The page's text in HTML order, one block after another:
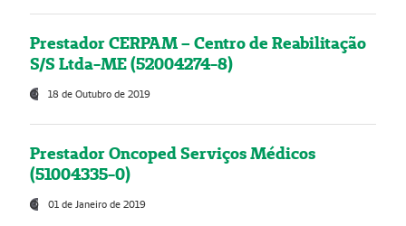
Prestador CERPAM – Centro de Reabilitação
S/S Ltda-ME (52004274-8)
18 de Outubro de 2019
Prestador Oncoped Serviços Médicos
(51004335-0)
01 de Janeiro de 2019